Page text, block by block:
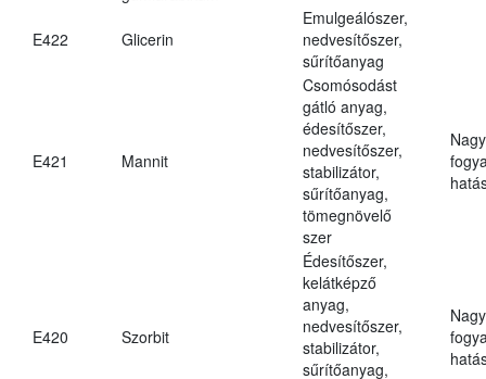
E422 Glicerin
Emulgeálószer,
nedvesítőszer,
sűrítőanyag
E421 Mannit
Csomósodást
gátló anyag,
édesítőszer,
nedvesítőszer,
stabilizátor,
sűrítőanyag,
tömegnövelő
szer
E420 Szorbit
Édesítőszer,
kelátképző
anyag,
nedvesítőszer,
stabilizátor,
sűrítőanyag,